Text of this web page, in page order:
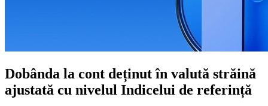
Dobânda la cont deținut în valută străină
ajustată cu nivelul Indicelui de referință